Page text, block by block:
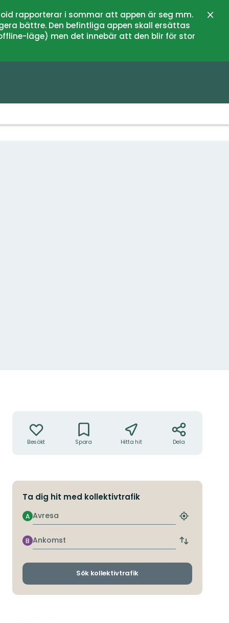
rapporterar i sommar att appen är seg mm.
bättre. Den befintliga appen skall ersättas
läge) men det innebär att den blir för stor
Besökt Spara Hitta hit Dela
Ta dig hit med kollektivtrafik
Avresa
A
Hitta
hållplats
Ankomst
B
Byt
och
Sök kollektivtrafik